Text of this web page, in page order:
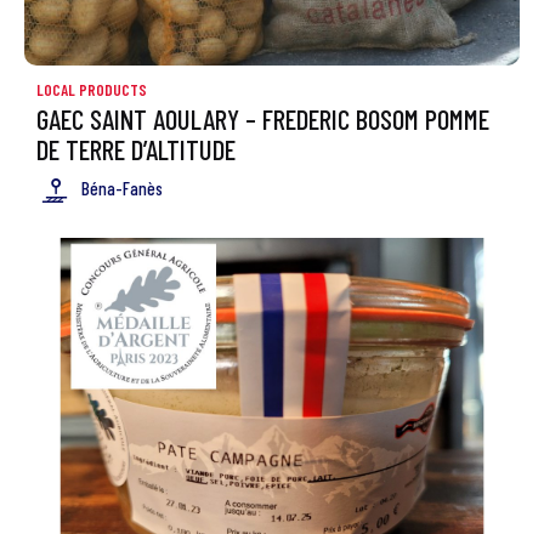
LOCAL PRODUCTS
GAEC SAINT AOULARY – FREDERIC BOSOM POMME
DE TERRE D’ALTITUDE
Béna-Fanès